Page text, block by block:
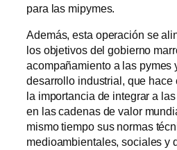
para las mipymes.
Además, esta operación se
los objetivos del gobierno
acompañamiento a las pymes
desarrollo industrial, que
la importancia de integrar a
en las cadenas de valor
mismo tiempo sus normas
medioambientales, sociales y